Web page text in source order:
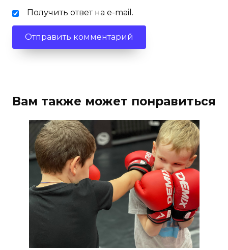
Получить ответ на e-mail.
Вам также может понравиться